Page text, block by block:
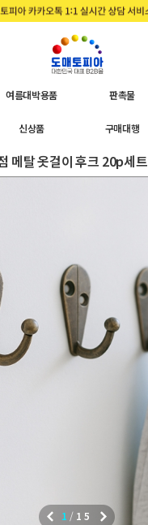
여름대박용품 판촉물
신상품 구매대행
메탈 옷걸이 후크 20p세
1 / 15